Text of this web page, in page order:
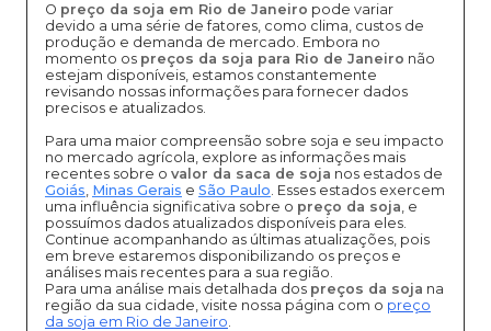
O preço da soja em Rio de Janeiro pode variar
devido a uma série de fatores, como clima, custos de
produção e demanda de mercado. Embora no
momento os preços da soja para Rio de Janeiro não
estejam disponíveis, estamos constantemente
revisando nossas informações para fornecer dados
precisos e atualizados.
Para uma maior compreensão sobre soja e seu impacto
no mercado agrícola, explore as informações mais
recentes sobre o valor da saca de soja nos estados de
Goiás, Minas Gerais e São Paulo. Esses estados exercem
uma influência significativa sobre o preço da soja, e
possuímos dados atualizados disponíveis para eles.
Continue acompanhando as últimas atualizações, pois
em breve estaremos disponibilizando os preços e
análises mais recentes para a sua região.
Para uma análise mais detalhada dos preços da soja na
região da sua cidade, visite nossa página com o preço
da soja em Rio de Janeiro.